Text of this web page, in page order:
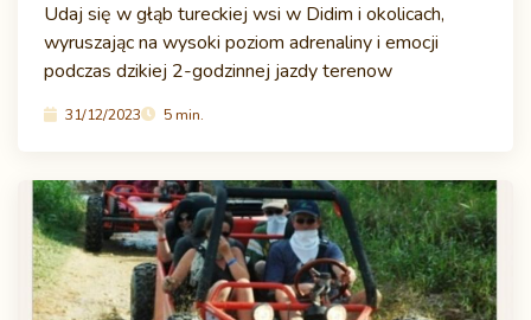
Udaj się w głąb tureckiej wsi w Didim i okolicach,
wyruszając na wysoki poziom adrenaliny i emocji
podczas dzikiej 2-godzinnej jazdy terenow
31/12/2023 5 min.